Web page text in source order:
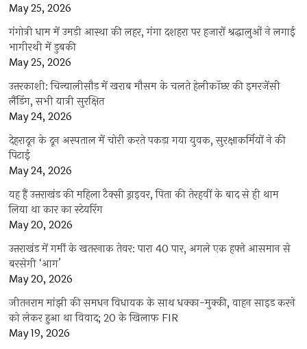
May 25, 2026
गंगोत्री धाम में उमड़ी आस्था की लहर, गंगा दशहरा पर हजारों श्रद्धालुओं ने लगाई
भागीरथी में डुबकी
May 25, 2026
उत्तरकाशी: चिन्यालीसौड़ में खराब मौसम के चलते हेलीकॉप्टर की इमरजेंसी
लैंडिंग, सभी यात्री सुरक्षित
May 24, 2026
देहरादून के दून अस्पताल में चोरी करते पकड़ा गया युवक, सुरक्षाकर्मियों ने की
पिटाई
May 24, 2026
यह हैं उत्तराखंड की महिला टैक्सी ड्राइवर, पिता की तेरहवीं के बाद से ही थाम
लिया था कार का स्टेयरिंग
May 20, 2026
उत्तराखंड में गर्मी के खतरनाक तेवर: पारा 40 पार, अगले एक हफ्ते आसमान से
बरसेगी ‘आग’
May 20, 2026
जीतनराम मांझी की समधन विधायक के साथ धक्का-मुक्की, वाहन साइड करने
को लेकर हुआ था विवाद; 20 के खिलाफ FIR
May 19, 2026